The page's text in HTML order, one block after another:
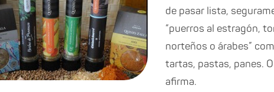
de pasar lista,
“puerros al estragón,
norteños o árabes”
tartas, pastas, panes.
afirma.